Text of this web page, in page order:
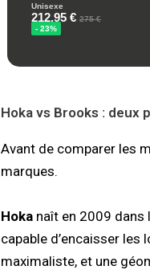
Hoka vs Brooks :
Avant de comparer les
marques.
Hokanaît en 2009 dans
capable d’encaisser
maximaliste, et une